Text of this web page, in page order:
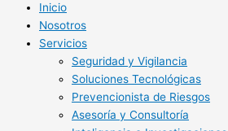
Inicio
Nosotros
Servicios
Seguridad y Vigilancia
Soluciones Tecnológicas
Prevencionista de Riesgos
Asesoría y Consultoría